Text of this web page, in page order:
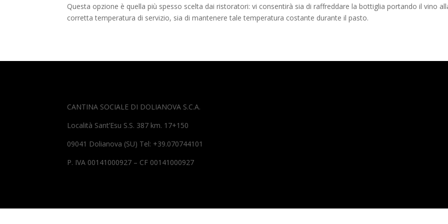
Questa opzione è quella più spesso scelta dai ristoratori: vi consentirà sia di raffreddare la bottiglia portando il vino
corretta temperatura di servizio, sia di mantenere tale temperatura costante durante il pasto.
CANTINA SOCIALE DI DOLIANOVA S.C.A.
Località Sant’Esu S.S. 387 km. 17+150
09041 Dolianova (SU) Tel: +39.070744101
P. IVA 00141000927 – CF 00141000927